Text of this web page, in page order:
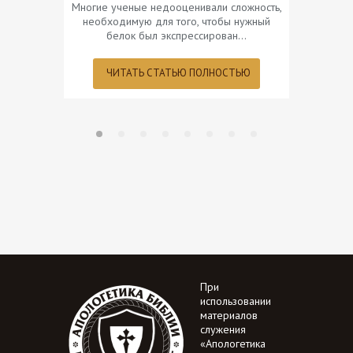
Многие ученые недооценивали сложность,
необходимую для того, чтобы нужный
белок был экспрессирован…
ЧИТАТЬ СТАТЬЮ ПОЛНОСТЬЮ
При
использовании
материалов
служения
«Апологетика